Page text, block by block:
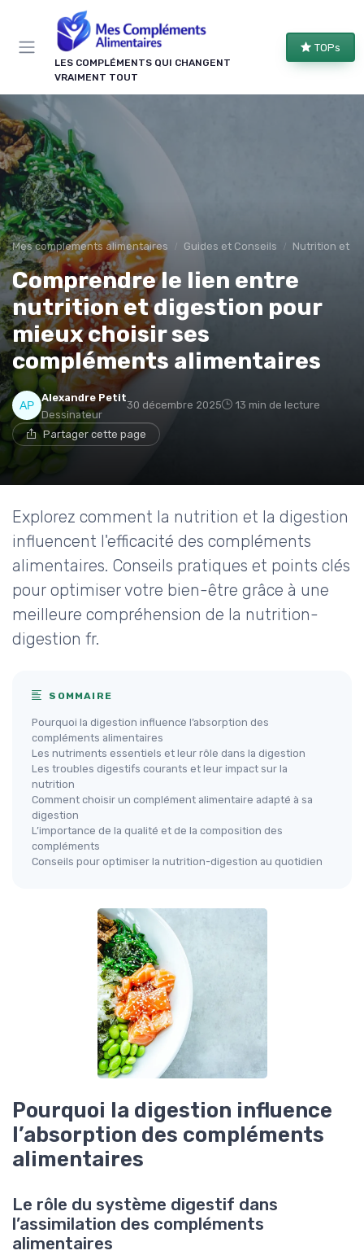
LES COMPLÉMENTS QUI CHANGENT
VRAIMENT TOUT
TOPs
Mes complements alimentaires Guides et Conseils Nutrition et
Comprendre le lien entre
nutrition et digestion pour
mieux choisir ses
compléments alimentaires
Alexandre Petit
Dessinateur
30 décembre 2025 13 min de lecture
Partager cette page
Explorez comment la nutrition et la digestion
influencent l'efficacité des compléments
alimentaires. Conseils pratiques et points clés
pour optimiser votre bien-être grâce à une
meilleure compréhension de la nutrition-
digestion fr.
SOMMAIRE
Pourquoi la digestion influence l’absorption des
compléments alimentaires
Les nutriments essentiels et leur rôle dans la digestion
Les troubles digestifs courants et leur impact sur la
nutrition
Comment choisir un complément alimentaire adapté à sa
digestion
L’importance de la qualité et de la composition des
compléments
Conseils pour optimiser la nutrition-digestion au quotidien
Pourquoi la digestion influence
l’absorption des compléments
alimentaires
Le rôle du système digestif dans
l’assimilation des compléments
alimentaires
Panneau de gestion des cookies